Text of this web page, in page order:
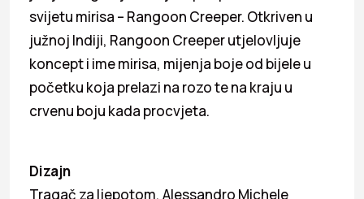
svijetu mirisa – Rangoon Creeper. Otkriven u
južnoj Indiji, Rangoon Creeper utjelovljuje
koncept i ime mirisa, mijenja boje od bijele u
početku koja prelazi na rozo te na kraju u
crvenu boju kada procvjeta.
Dizajn
Tragač za ljepotom, Alessandro Michele